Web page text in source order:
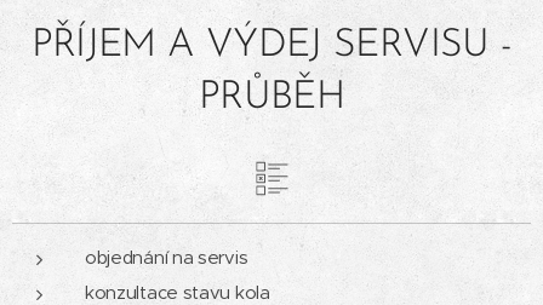
PŘÍJEM A VÝDEJ SERVISU -
PRŮBĚH
objednání na servis
konzultace stavu kola